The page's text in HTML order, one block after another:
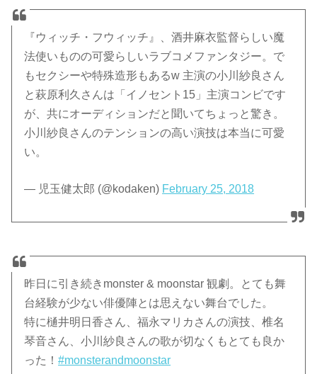
『ウィッチ・フウィッチ』、酒井麻衣監督らしい魔
法使いものの可愛らしいラブコメファンタジー。で
もセクシーや特殊造形もあるw 主演の小川紗良さん
と萩原利久さんは「イノセント15」主演コンビです
が、共にオーディションだと聞いてちょっと驚き。
小川紗良さんのテンションの高い演技は本当に可愛
い。
— 児玉健太郎 (@kodaken) February 25, 2018
昨日に引き続きmonster & moonstar 観劇。とても舞
台経験が少ない俳優陣とは思えない舞台でした。
特に樋井明日香さん、福永マリカさんの演技、椎名
琴音さん、小川紗良さんの歌が切なくもとても良か
った！#monsterandmoonstar